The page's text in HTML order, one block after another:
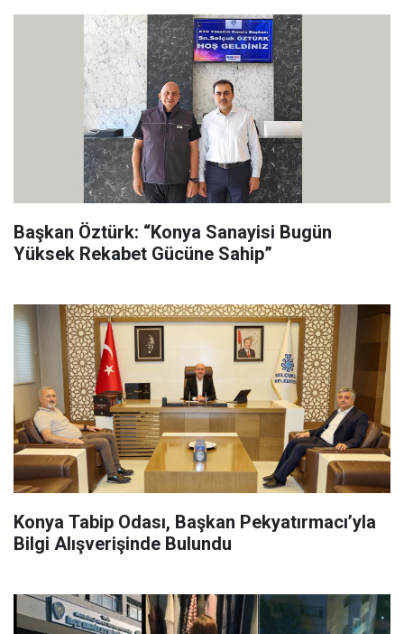
Başkan Öztürk: “Konya Sanayisi Bugün
Yüksek Rekabet Gücüne Sahip”
Konya Tabip Odası, Başkan Pekyatırmacı’yla
Bilgi Alışverişinde Bulundu